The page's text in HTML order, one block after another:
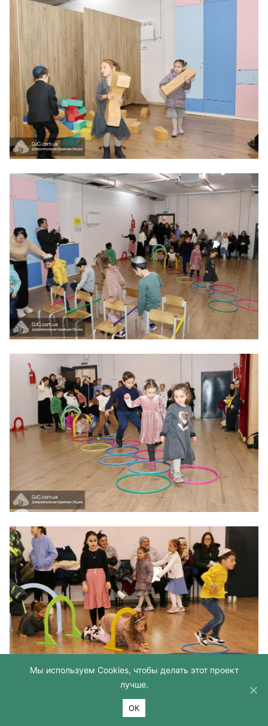
Мы используем Cookies, чтобы делать этот проект
лучше.
ОК